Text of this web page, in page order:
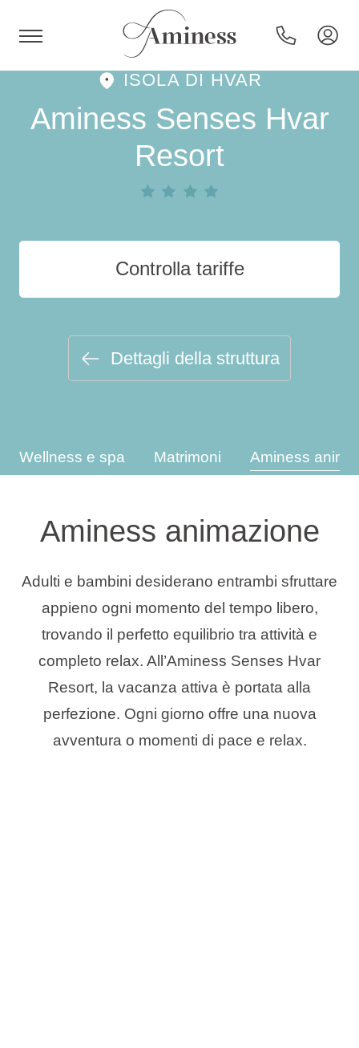
HR
Hotel e resort
Campeggi
Destinazioni
Tipi di vacanza
Marchi
Blog
ISOLA DI HVAR
Aminess Senses Hvar
Resort
Controlla tariffe
Dettagli della struttura
Wellness e spa Matrimoni Aminess
Aminess animazione
Adulti e bambini desiderano entrambi sfruttare
appieno ogni momento del tempo libero,
trovando il perfetto equilibrio tra attività e
completo relax. All’Aminess Senses Hvar
Resort, la vacanza attiva è portata alla
perfezione. Ogni giorno offre una nuova
avventura o momenti di pace e relax.